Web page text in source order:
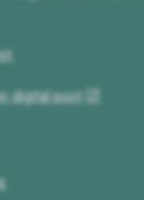
digital post